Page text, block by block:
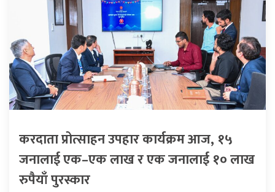
करदाता प्रोत्साहन उपहार कार्यक्रम आज, १५
जनालाई एक–एक लाख र एक जनालाई १० लाख
रुपैयाँ पुरस्कार